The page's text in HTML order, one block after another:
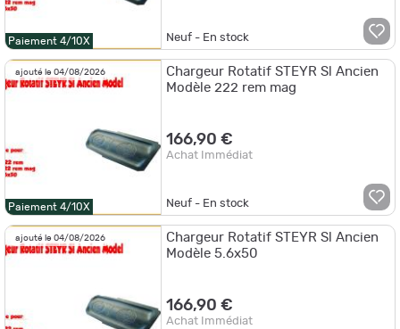
Paiement 4/10X Neuf - En stock
ajouté le 04/08/2026
Paiement 4/10X
Chargeur Rotatif STEYR Sl Ancien
Modèle 222 rem mag
166,90 €
Achat Immédiat
Neuf - En stock
ajouté le 04/08/2026
Chargeur Rotatif STEYR Sl Ancien
Modèle 5.6x50
166,90 €
Achat Immédiat